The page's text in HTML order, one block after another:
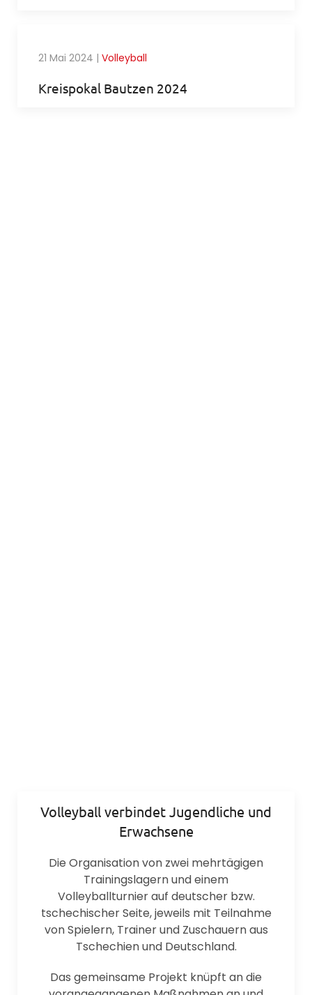
21 Mai 2024 | Volleyball
Kreispokal Bautzen 2024
Volleyball verbindet Jugendliche und
Erwachsene
Die Organisation von zwei mehrtägigen
Trainingslagern und einem
Volleyballturnier auf deutscher bzw.
tschechischer Seite, jeweils mit Teilnahme
von Spielern, Trainer und Zuschauern aus
Tschechien und Deutschland.
Das gemeinsame Projekt knüpft an die